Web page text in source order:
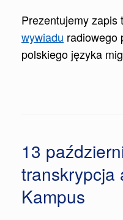
Prezentujemy zapis
wywiadu radiowego
polskiego języka
13
transkrypcja
Kampus